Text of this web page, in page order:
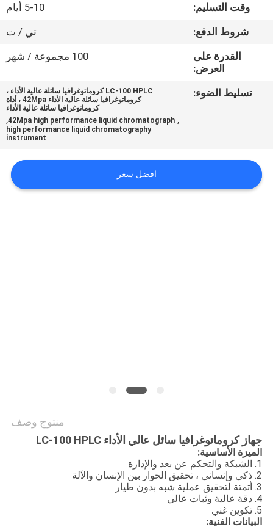
رقابة
جودة
خريطة
وقت التسليم:
5-10 أيام
شروط الدفع:
تي / ت
القدرة على
العرض:
100 مجموعة / شهر
تسليط الضوء:
LC-100 HPLC كروماتوغرافيا سائلة عالية الأداء ،
كروماتوغرافيا سائلة عالية الأداء 42Mpa ، أداة
كروماتوغرافيا سائلة عالية الأداء
,
42Mpa high performance liquid chromatograph
,
high performance liquid chromatography
instrument
افضل سعر
منتوج وصف
جهاز كروماتوغرافيا سائل عالي الأداء LC-100 HPLC
الميزة الأساسية:
1. الشبكة والتحكم عن بعد والإدارة
2. ذكي وإنساني ، تحقيق الحوار بين الإنسان والآلة
3. أتمتة لتحقيق عملية شبه بدون طيار
4. دقة عالية وثبات عالي
5. تكوين غني
البيانات الفنية: